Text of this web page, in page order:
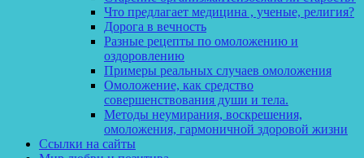
Что предлагает медицина , ученые, религия?
Дорога в вечность
Разные рецепты по омоложению и
оздоровлению
Примеры реальных случаев омоложения
Омоложение, как средство
совершенствования души и тела.
Методы неумирания, воскрешения,
омоложения, гармоничной здоровой жизни
Ссылки на сайты